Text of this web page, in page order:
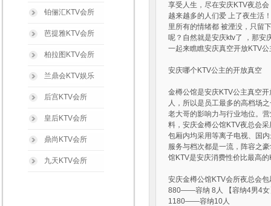
享受人生，尽在安庆KTV夜总
越来越多的人们爱 上了夜生活
里所有的情绪都 被湮没，只留
呢？自然就是安庆ktv了 ，那安
一起来瞧瞧安庆真空开放KTV
安庆哪个KTV公主的开放真空
金樽公馆是安庆KTV公主真空
人，所以是员工最多的高档场
老大哥的影响力与行业地位。
料，安庆金樽公馆KTV夜总会
包厢内均采用等离子电视、国
服务与档次都是一流，阵容之
馆KTV是安庆消费性价比最高
安庆金樽公馆KTV会所夜总会
880——容纳 8人 【容纳4男4女
1180——容纳10人
铂俪汇KTV会所
芭提雅KTV会所
柏拉图KTV会所
兰鼎会KTV娱乐
后宫KTV会所
皇后KTV会所
鼎尚KTV会所
九天KTV会所